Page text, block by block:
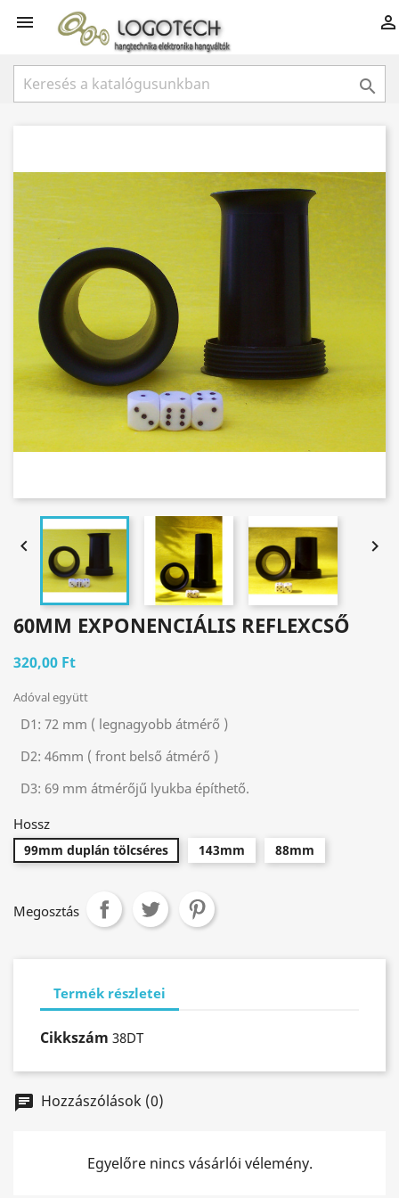
 

 
60MM EXPONENCIÁLIS REFLEXCSŐ
320,00 Ft
Adóval együtt
D1: 72 mm ( legnagyobb átmérő )
D2: 46mm ( front belső átmérő )
D3: 69 mm átmérőjű lyukba építhető.
Hossz
99mm duplán tölcséres 143mm 88mm
Megosztás
Termék részletei
Cikkszám 38DT
chat Hozzászólások (0)
Egyelőre nincs vásárlói vélemény.